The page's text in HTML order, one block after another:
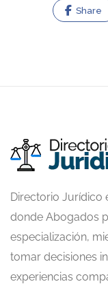
Share
Directorio Jurídico
donde Abogados
especialización,
tomar decisiones
experiencias